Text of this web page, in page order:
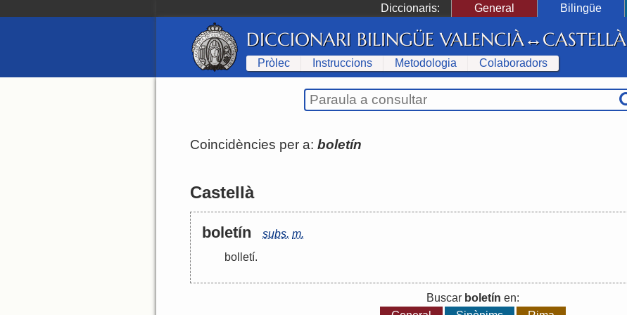
Diccionaris: General Bilingüe
DICCIONARI BILINGÜE VALENCIÀ↔CASTELLÀ
Pròlec Instruccions Metodologia Colaboradors
Coincidències per a: boletín
Castellà
boletín subs. m.
bolletí.
Buscar boletín en: